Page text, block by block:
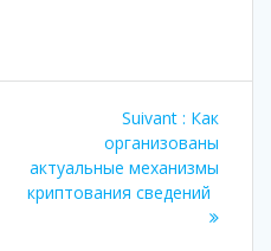
Suivant : Article
suivant
:
Как
организованы
актуальные механизмы
криптования сведений